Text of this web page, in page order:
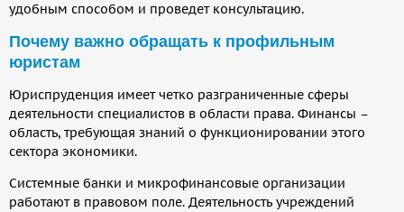
удобным способом и проведет консультацию.
Почему важно обращать к профильным
юристам
Юриспруденция имеет четко разграниченные сферы
деятельности специалистов в области права. Финансы –
область, требующая знаний о функционировании этого
сектора экономики.
Системные банки и микрофинансовые организации
работают в правовом поле. Деятельность учреждений